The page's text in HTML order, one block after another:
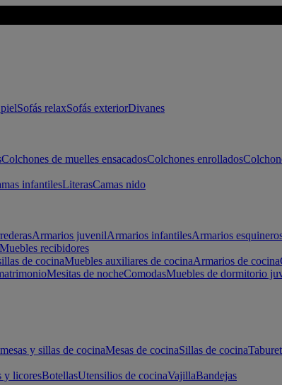
Sofás relaxSofás exteriorDivanes
Colchones de muelles ensacadosColchones enrollados
infantilesLiterasCamas nido
Armarios juvenilArmarios infantilesArmarios
Muebles recibidores
de cocinaMuebles auxiliares de cocinaArmarios de cocina
Mesitas de nocheComodasMuebles de dormitorio
y sillas de cocinaMesas de cocinaSillas de cocina
y licoresBotellasUtensilios de cocinaVajillaBandejas